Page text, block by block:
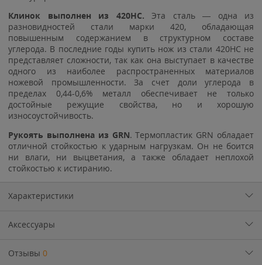
Клинок выполнен из 420HC. Эта сталь — одна из
разновидностей стали марки 420, обладающая
повышенным содержанием в структурном составе
углерода. В последние годы купить нож из стали 420HC не
представляет сложности, так как она выступает в качестве
одного из наиболее распространенных материалов
ножевой промышленности. За счет доли углерода в
пределах 0,44-0,6% металл обеспечивает не только
достойные режущие свойства, но и хорошую
износоустойчивость.
Рукоять выполнена из GRN. Термопластик GRN обладает
отличной стойкостью к ударным нагрузкам. Он не боится
ни влаги, ни выцветания, а также обладает неплохой
стойкостью к истиранию.
Характеристики
Аксессуары
Отзывы 0